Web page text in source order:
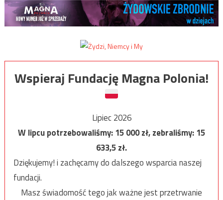
Wspieraj Fundację Magna Polonia!
Lipiec 2026
W lipcu potrzebowaliśmy:15 000zł, zebraliśmy:15
633,5zł.
Dziękujemy! i zachęcamy do dalszego wsparcia naszej
fundacji.
Masz świadomość tego jak ważne jest przetrwanie